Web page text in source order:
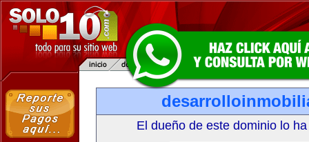
El dueño de este dominio lo